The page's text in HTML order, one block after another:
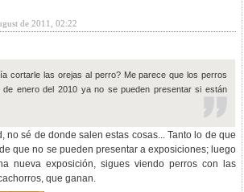
de 2011, 02:22
cortarle las orejas al perro? Me parece que los perros
de enero del 2010 ya no se pueden presentar si están
no sé de donde salen estas cosas... Tanto lo de que
que no se pueden presentar a exposiciones; luego
nueva exposición, sigues viendo perros con las
que ganan.